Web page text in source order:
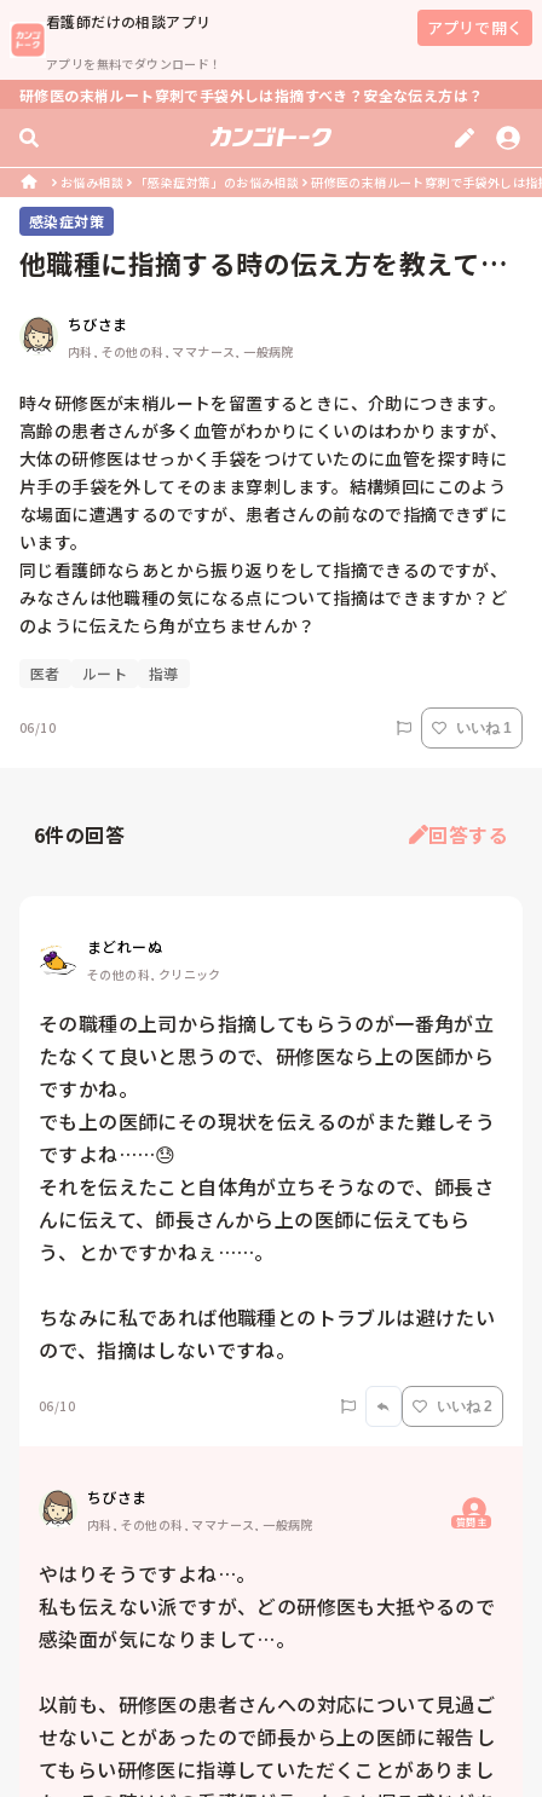
看護師だけの相談アプリ
アプリを無料でダウンロード！
アプリで開く
研修医の末梢ルート穿刺で手袋外しは指摘すべき？安全な伝え方は？
お悩み相談 「感染症対策」のお悩み相談 研修医の末梢ルート穿刺で手袋外しは
感染症対策
他職種に指摘する時の伝え方を教えてく
ちびさま
内科, その他の科, ママナース, 一般病院
時々研修医が末梢ルートを留置するときに、介助につきます。
高齢の患者さんが多く血管がわかりにくいのはわかりますが、
大体の研修医はせっかく手袋をつけていたのに血管を探す時に
片手の手袋を外してそのまま穿刺します。結構頻回にこのよう
な場面に遭遇するのですが、患者さんの前なので指摘できずに
います。
同じ看護師ならあとから振り返りをして指摘できるのですが、
みなさんは他職種の気になる点について指摘はできますか？ど
のように伝えたら角が立ちませんか？
医者 ルート 指導
06/10 いいね 1
6件の回答 回答する
まどれーぬ
その他の科, クリニック
その職種の上司から指摘してもらうのが一番角が立
たなくて良いと思うので、研修医なら上の医師から
ですかね。
でも上の医師にその現状を伝えるのがまた難しそう
ですよね……😓
それを伝えたこと自体角が立ちそうなので、師長さ
んに伝えて、師長さんから上の医師に伝えてもら
う、とかですかねぇ……。
ちなみに私であれば他職種とのトラブルは避けたい
ので、指摘はしないですね。
06/10 いいね 2
ちびさま
内科, その他の科, ママナース, 一般病院 質問主
やはりそうですよね…。
私も伝えない派ですが、どの研修医も大抵やるので
感染面が気になりまして…。
以前も、研修医の患者さんへの対応について見過ご
せないことがあったので師長から上の医師に報告し
てもらい研修医に指導していただくことがありまし